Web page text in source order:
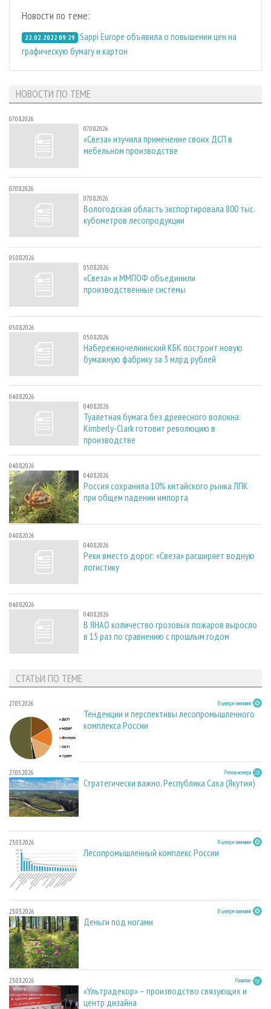
Новости по теме:
22.02.2022 09:29 Sappi Europe объявила о повышении цен на
графическую бумагу и картон
НОВОСТИ ПО ТЕМЕ
07.08.2026
07.08.2026
«Свеза» изучила применение своих ДСП в
мебельном производстве
07.08.2026
07.08.2026
Вологодская область экспортировала 800 тыс.
кубометров лесопродукции
05.08.2026
05.08.2026
«Свеза» и ММПОФ объединили
производственные системы
05.08.2026
05.08.2026
Набережночелнинский КБК построит новую
бумажную фабрику за 3 млрд рублей
04.08.2026
04.08.2026
Туалетная бумага без древесного волокна:
Kimberly-Clark готовит революцию в
производстве
04.08.2026
04.08.2026
Россия сохранила 10% китайского рынка ЛПК
при общем падении импорта
04.08.2026
04.08.2026
Реки вместо дорог: «Свеза» расширяет водную
логистику
04.08.2026
04.08.2026
В ЯНАО количество грозовых пожаров выросло
в 15 раз по сравнению с прошлым годом
СТАТЬИ ПО ТЕМЕ
27.05.2026 В центре внимания
Тенденции и перспективы лесопромышленного
комплекса России
27.05.2026 Регион номера
Стратегически важно. Республика Саха (Якутия)
23.03.2026 В центре внимания
Лесопромышленный комплекс России
23.03.2026 В центре внимания
Деньги под ногами
23.03.2026 Развитие
«Ультрадекор» – производство связующих и
центр дизайна